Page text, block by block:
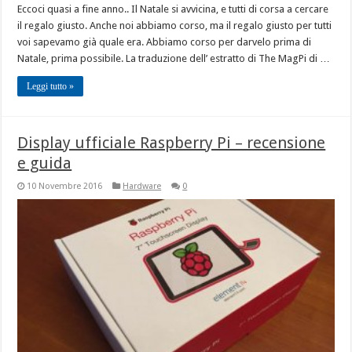
Eccoci quasi a fine anno.. Il Natale si avvicina, e tutti di corsa a cercare
il regalo giusto. Anche noi abbiamo corso, ma il regalo giusto per tutti
voi sapevamo già quale era. Abbiamo corso per darvelo prima di
Natale, prima possibile. La traduzione dell’ estratto di The MagPi di …
Leggi tutto »
Display ufficiale Raspberry Pi – recensione
e guida
10 Novembre 2016 Hardware 0